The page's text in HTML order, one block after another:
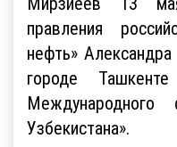
правления
нефть»
городе
Узбекистана».